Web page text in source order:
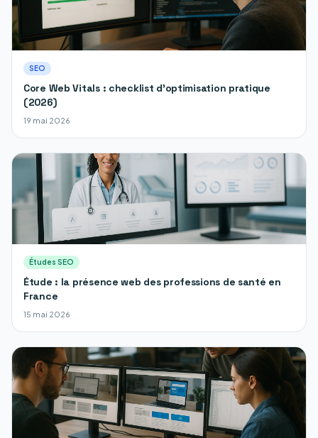
SEO
Core Web Vitals : checklist d'optimisation pratique
(2026)
19 mai 2026
Études SEO
Étude : la présence web des professions de santé en
France
15 mai 2026